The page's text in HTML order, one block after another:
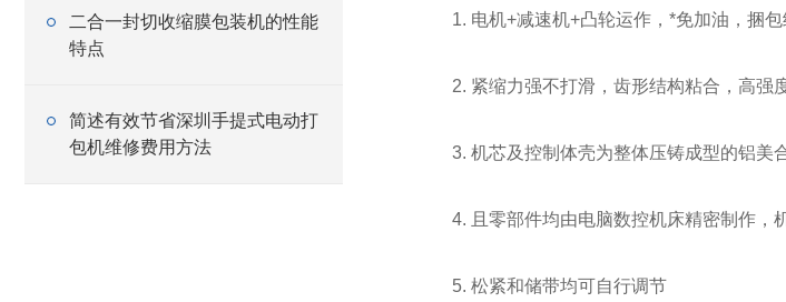
二合一封切收缩膜包装机的性能
特点
简述有效节省深圳手提式电动打
包机维修费用方法
1. 电机+减速机+凸轮运作，*免加油，捆包
2. 紧缩力强不打滑，齿形结构粘合，高强
3. 机芯及控制体壳为整体压铸成型的铝美
4. 且零部件均由电脑数控机床精密制作，
5. 松紧和储带均可自行调节